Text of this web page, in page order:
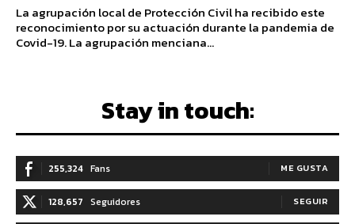
La agrupación local de Protección Civil ha recibido este
reconocimiento por su actuación durante la pandemia de
Covid-19. La agrupación menciana...
Stay in touch:
255,324 Fans ME GUSTA
128,657 Seguidores SEGUIR